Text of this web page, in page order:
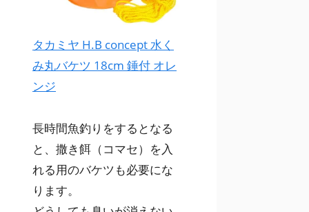
タカミヤ H.B concept 水く
み丸バケツ 18cm 錘付 オレ
ンジ
長時間魚釣りをするとなる
と、撒き餌（コマセ）を入
れる用のバケツも必要にな
ります。